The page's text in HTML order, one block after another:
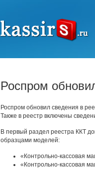
Роспром
Роспром обновил сведения в
Также в реестр включены
В первый раздел реестра ККТ
образцами моделей:
«Контрольно-кассовая
«Контрольно-кассовая